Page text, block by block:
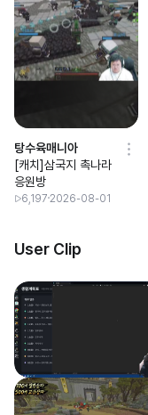
탕수육매니아
[캐치]삼국지 촉나라
응원방
6,197 2026-08-01
User Clip